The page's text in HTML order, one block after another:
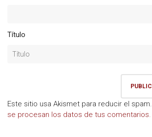
Título
Este sitio usa Akismet para reducir el spam.
se procesan los datos de tus comentarios.